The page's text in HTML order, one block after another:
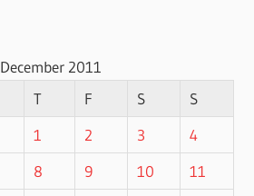
December 2011
T F S
S
1
2 3
4
8 9 10
11